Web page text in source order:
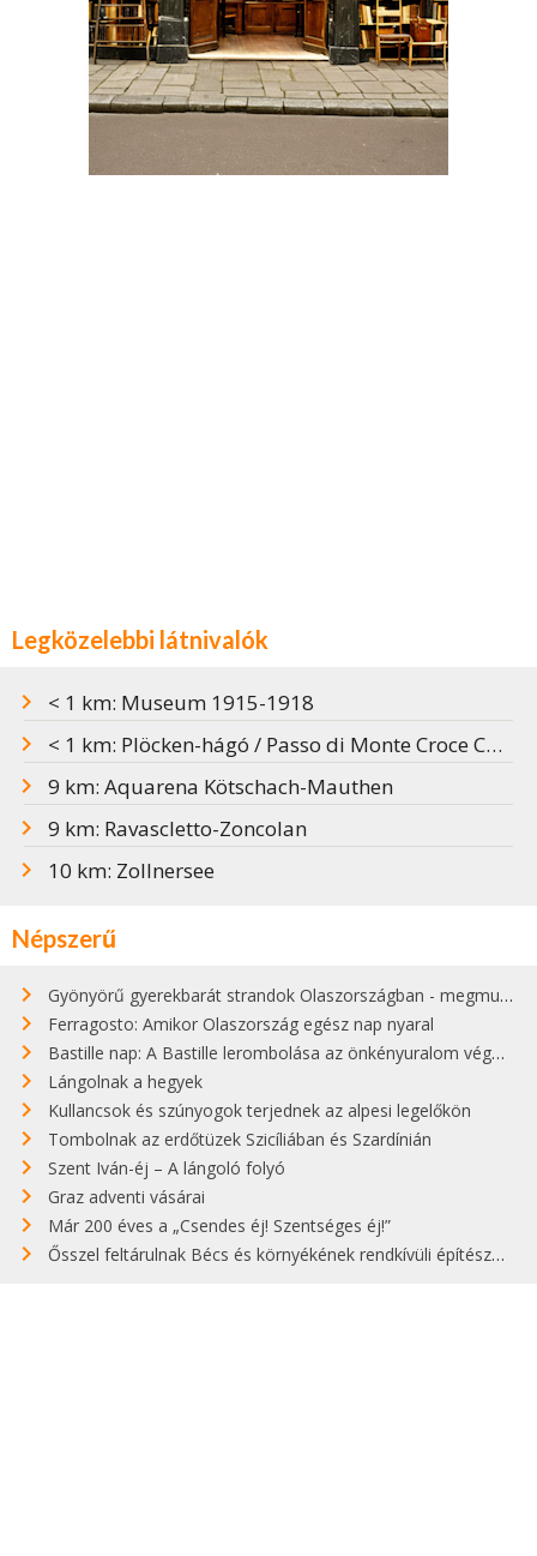
Legközelebbi látnivalók
< 1 km: Museum 1915-1918
< 1 km: Plöcken-hágó / Passo di Monte Croce Carnico
9 km: Aquarena Kötschach-Mauthen
9 km: Ravascletto-Zoncolan
10 km: Zollnersee
Népszerű
Gyönyörű gyerekbarát strandok Olaszországban - megmutatjuk a 15 legjobbat
Ferragosto: Amikor Olaszország egész nap nyaral
Bastille nap: A Bastille lerombolása az önkényuralom végét jelentette
Lángolnak a hegyek
Kullancsok és szúnyogok terjednek az alpesi legelőkön
Tombolnak az erdőtüzek Szicíliában és Szardínián
Szent Iván-éj – A lángoló folyó
Graz adventi vásárai
Már 200 éves a „Csendes éj! Szentséges éj!”
Ősszel feltárulnak Bécs és környékének rendkívüli építészeti kincsei